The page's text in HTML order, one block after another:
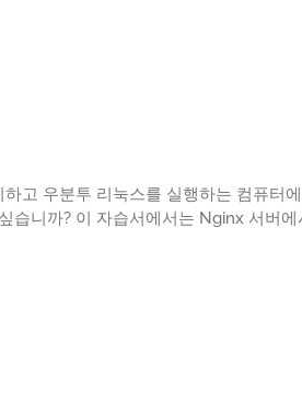
고 우분투 리눅스를 실행하는 컴퓨터
습니까? 이 자습서에서는 Nginx 서버